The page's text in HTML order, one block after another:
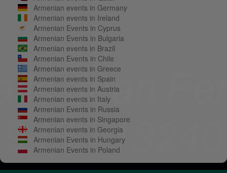
Armenian events in Germany
Armenian events in Ireland
Armenian Events in Cyprus
Armenian Events in Bulgaria
Armenian events in Brazil
Armenian Events in Chile
Armenian events in Greece
Armenian events in Spain
Armenian events in Austria
Armenian events in Italy
Armenian Events in Russia
Armenian events in Singapore
Armenian events in Georgia
Armenian Events in Hungary
Armenian Events in Poland